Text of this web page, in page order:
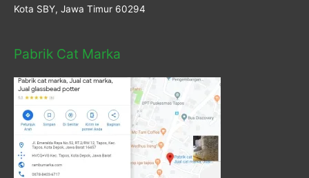
Kota SBY, Jawa Timur 60294
Pabrik Cat Marka